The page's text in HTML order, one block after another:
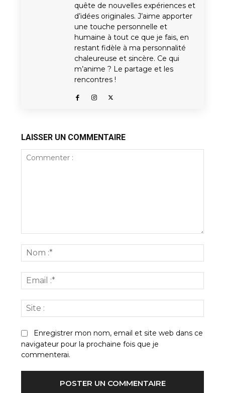
quête de nouvelles expériences et
d’idées originales. J’aime apporter
une touche personnelle et
humaine à tout ce que je fais, en
restant fidèle à ma personnalité
chaleureuse et sincère. Ce qui
m’anime ? Le partage et les
rencontres !
LAISSER UN COMMENTAIRE
:*
:*
:
Enregistrer mon nom, email et site web dans ce
navigateur pour la prochaine fois que je
commenterai.